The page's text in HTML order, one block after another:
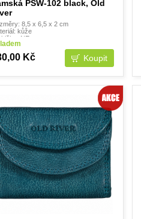
PSW-102 black, Old
8,5 x 6,5 x 2 cm
kůže
NE
Kč